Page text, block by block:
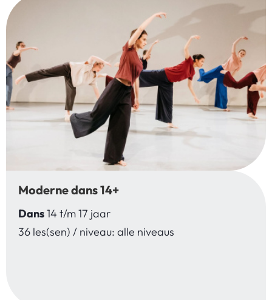
Moderne dans 14+
Dans14 t/m 17 jaar
36 les(sen) / niveau: alle niveaus